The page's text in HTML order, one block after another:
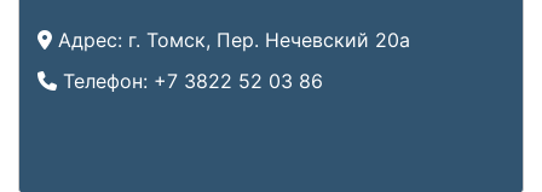
Адрес: г. Томск, Пер. Нечевский 20а
Телефон: +7 3822 52 03 86